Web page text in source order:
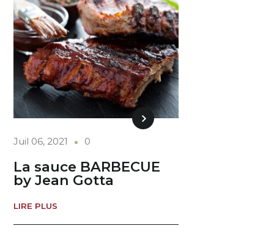
Juil 06, 2021 0
La sauce BARBECUE
by Jean Gotta
LIRE PLUS